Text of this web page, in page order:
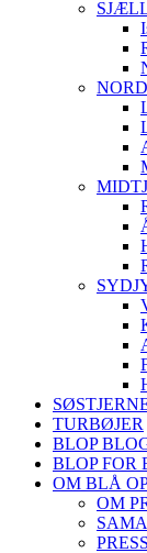
TURBØJER
BLOP
BLOP FOR
OM BLÅ
OM